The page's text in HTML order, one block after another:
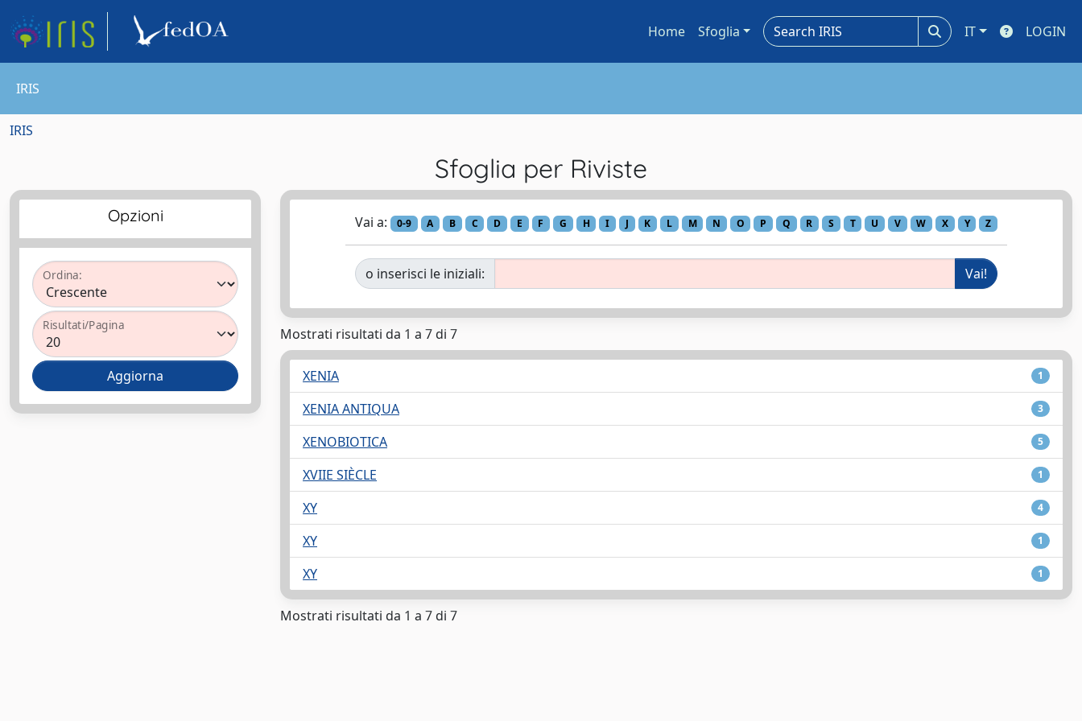
Home Sfoglia IT LOGIN
IRIS
IRIS
Sfoglia per Riviste
Opzioni
Ordina:
Risultati/Pagina
Vai a: 0-9 A B C D E F G H I J K L M N O P Q R S T U V W X Y Z
o inserisci le iniziali:
Mostrati risultati da 1 a 7 di 7
XENIA 1
XENIA ANTIQUA 3
XENOBIOTICA 5
XVIIE SIÈCLE 1
XY 4
XY 1
XY 1
Mostrati risultati da 1 a 7 di 7